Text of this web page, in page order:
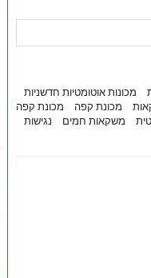
מכונות אוטומטיות חדשניות
מכונת קפה
מכונת קפה
משקאות חמים נגישות